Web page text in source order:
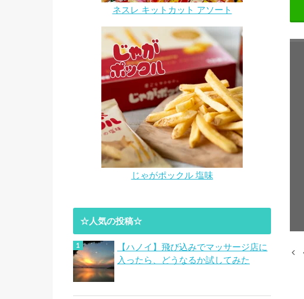
ネスレ キットカット アソート
じゃがポックル 塩味
☆人気の投稿☆
【ハノイ】飛び込みでマッサージ店に
入ったら、どうなるか試してみた